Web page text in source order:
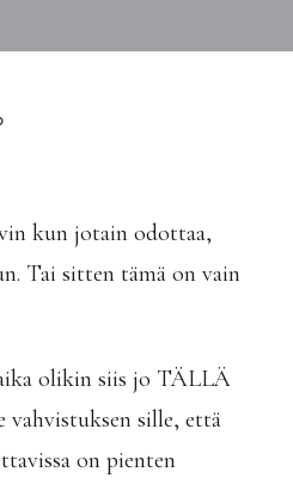
kun jotain odottaa,
Tai sitten tämä on vain
olikin siis jo TÄLLÄ
sille, että
on pienten